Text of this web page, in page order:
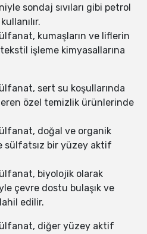
sondaj sıvıları gibi petrol
kumaşların ve liflerin
işleme kimyasallarına
sert su koşullarında
özel temizlik ürünlerinde
doğal ve organik
sülfatsız bir yüzey aktif
biyolojik olarak
çevre dostu bulaşık ve
edilir.
diğer yüzey aktif